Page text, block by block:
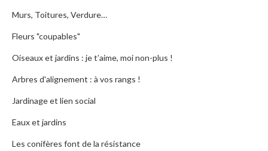
Murs, Toitures, Verdure…
Fleurs "coupables"
Oiseaux et jardins : je t’aime, moi non-plus !
Arbres d'alignement : à vos rangs !
Jardinage et lien social
Eaux et jardins
Les conifères font de la résistance